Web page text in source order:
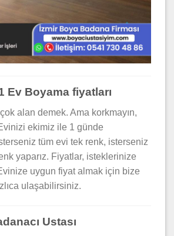
Ev Boyama fiyatları
alan demek. Ama korkmayın,
ekimiz ile 1 günde
tüm evi tek renk, isterseniz
yaparız. Fiyatlar, isteklerinize
uygun fiyat almak için bize
ulaşabilirsiniz.
Ustası